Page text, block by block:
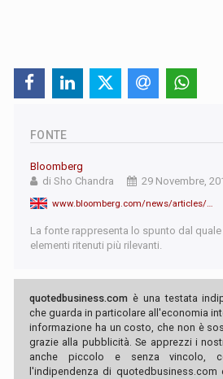
FONTE
Bloomberg
di Sho Chandra
29 Novembre,
www.bloomberg.com/news/articles/2017-11-29/u-s-third-quarter-growth-revised-up-to-3-3-three-year-high
La fonte rappresenta lo spunto dal
elementi ritenuti più rilevanti.
quotedbusiness.com è una testata
che guarda in particolare all'economia
informazione ha un costo, che non è
grazie alla pubblicità. Se apprezzi i
anche piccolo e senza vincolo,
l'indipendenza di